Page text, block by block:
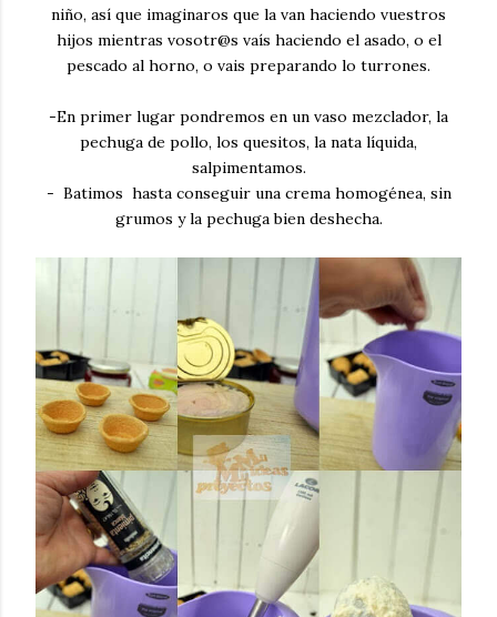
niño, así que imaginaros que la van haciendo vuestros
hijos mientras vosotr@s vaís haciendo el asado, o el
pescado al horno, o vais preparando lo turrones.
-En primer lugar pondremos en un vaso mezclador, la
pechuga de pollo, los quesitos, la nata líquida,
salpimentamos.
- Batimos hasta conseguir una crema homogénea, sin
grumos y la pechuga bien deshecha.